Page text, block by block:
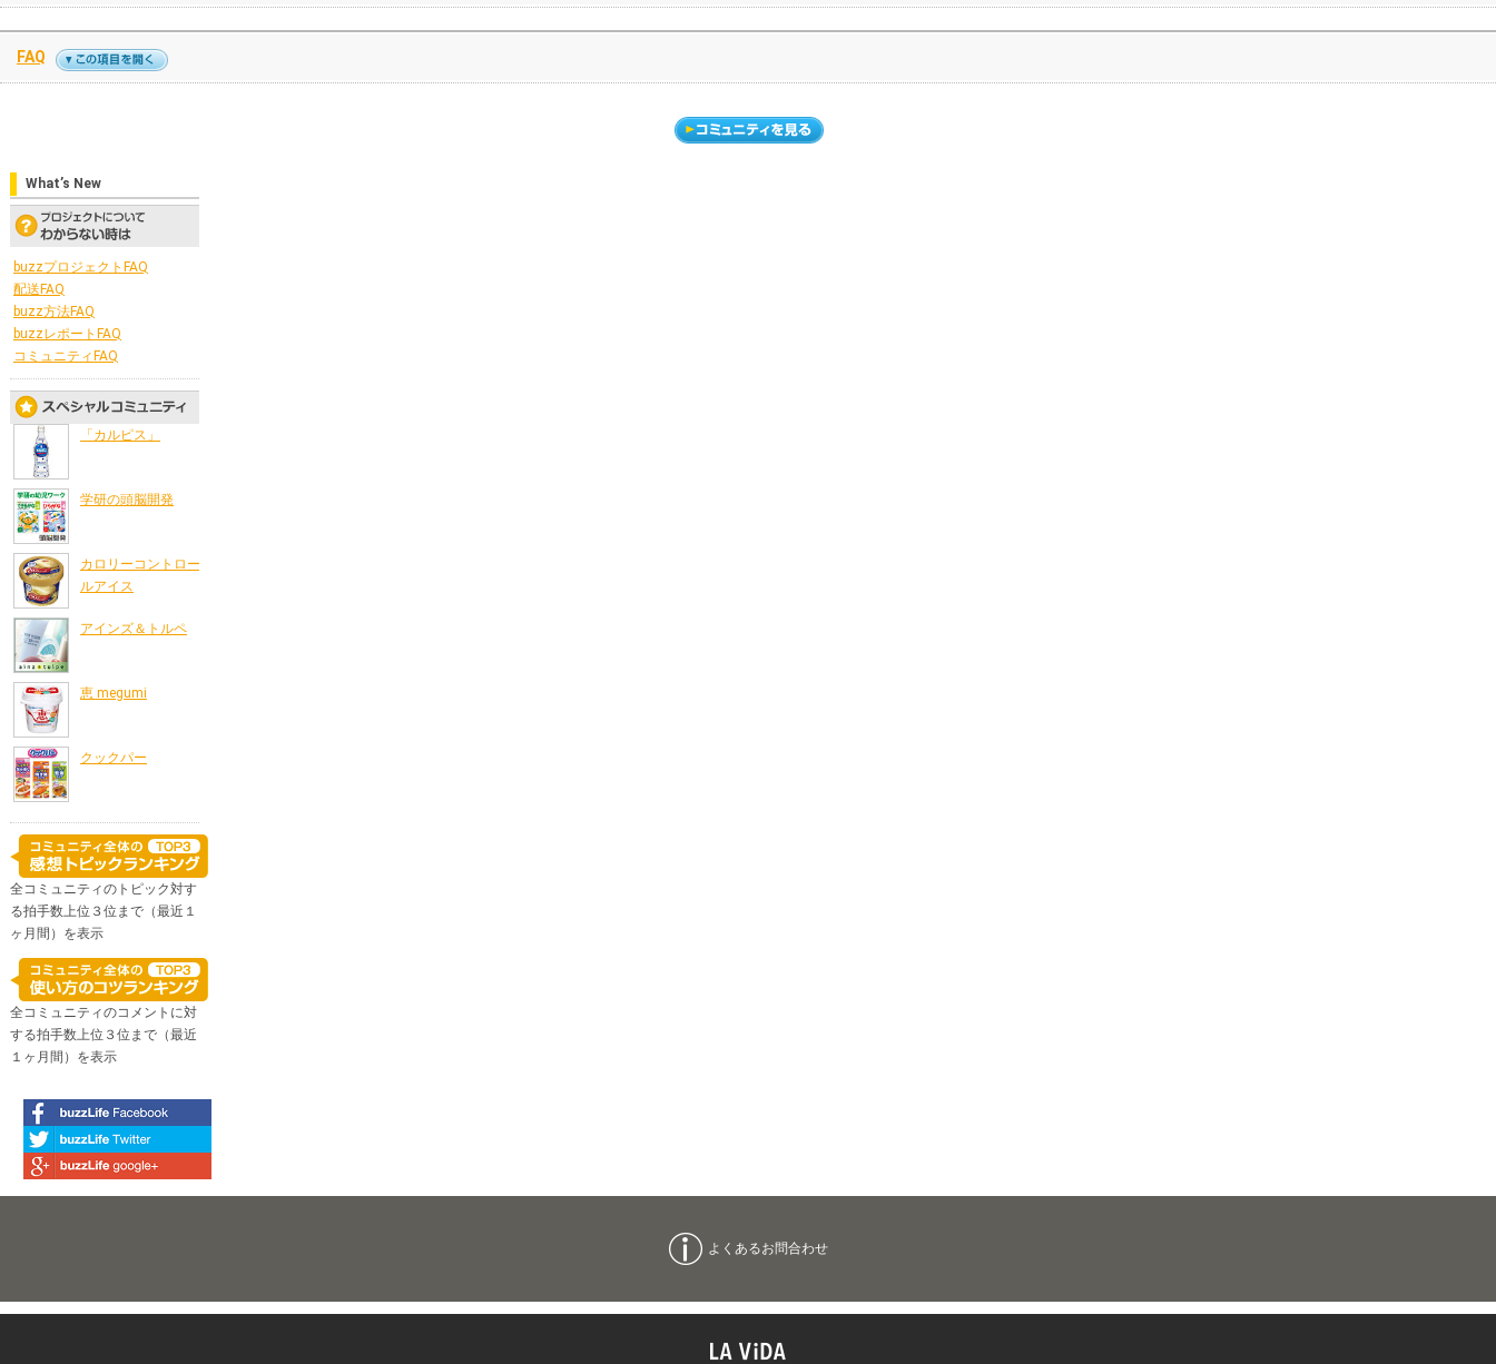
FAQ
What’s New
buzzプロジェクトFAQ
配送FAQ
buzz方法FAQ
buzzレポートFAQ
コミュニティFAQ
「カルピス」
学研の頭脳開発
カロリーコントロー
ルアイス
アインズ＆トルペ
恵 megumi
クックパー
全コミュニティのトピック対す
る拍手数上位３位まで（最近１
ヶ月間）を表示
全コミュニティのコメントに対
する拍手数上位３位まで（最近
１ヶ月間）を表示
よくあるお問合わせ